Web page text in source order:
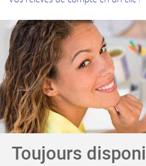
Toujours